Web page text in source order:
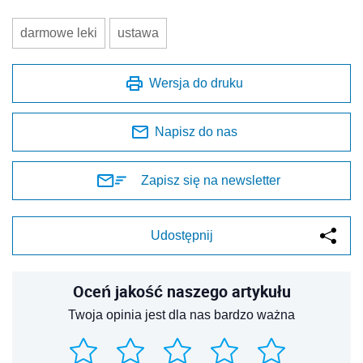
darmowe leki ustawa
Wersja do druku
Napisz do nas
Zapisz się na newsletter
Udostępnij
Oceń jakość naszego artykułu
Twoja opinia jest dla nas bardzo ważna